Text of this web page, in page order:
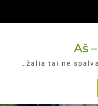
Aš
…žalia tai ne